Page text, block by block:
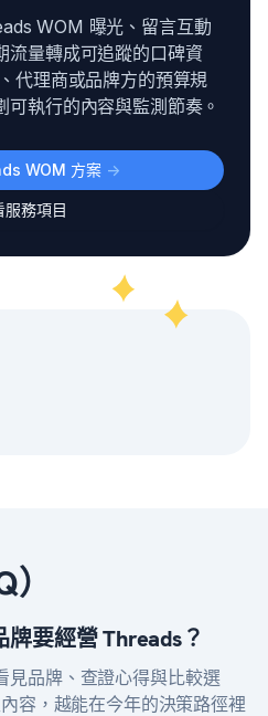
WOM 曝光、留言互動
流量轉成可追蹤的口碑資
代理商或品牌方的預算規
執行的內容與監測節奏。
WOM 方案 ->
服務項目
要經營 Threads？
見品牌、查證心得與比較選
容，越能在今年的決策路徑裡